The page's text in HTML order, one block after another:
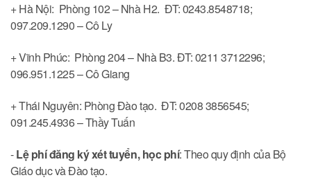
+ Hà Nội: Phòng 102 – Nhà H2. ĐT: 0243.8548718;
097.209.1290 – Cô Ly
+ Vĩnh Phúc: Phòng 204 – Nhà B3. ĐT: 0211 3712296;
096.951.1225 – Cô Giang
+ Thái Nguyên: Phòng Đào tạo. ĐT: 0208 3856545;
091.245.4936 – Thầy Tuấn
-Lệ phí đăng ký xét tuyển, học phí: Theo quy định của Bộ
Giáo dục và Đào tạo.